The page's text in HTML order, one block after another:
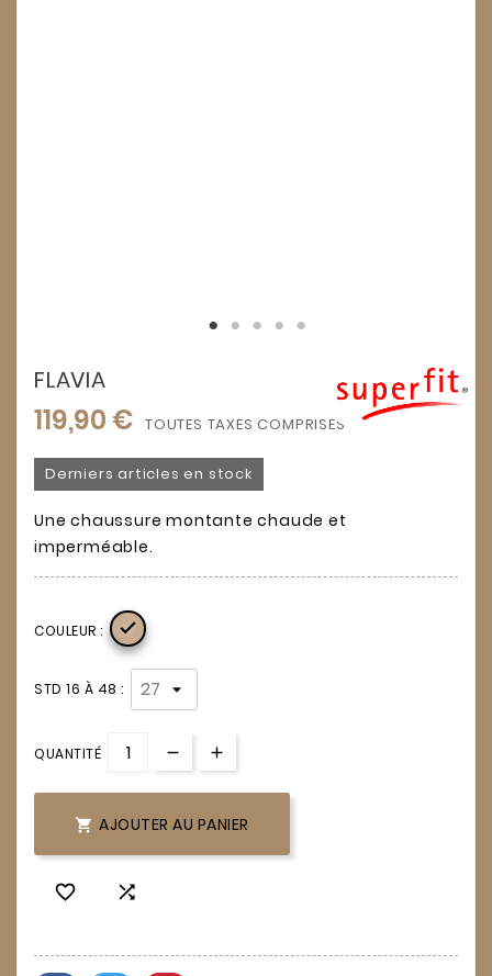
FLAVIA
119,90 € TOUTES TAXES COMPRISES
Derniers articles en stock
Une chaussure montante chaude et
imperméable.
COULEUR : 
STD 16 À 48 :
QUANTITÉ
 AJOUTER AU PANIER
 